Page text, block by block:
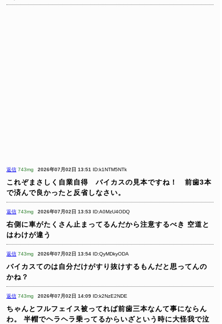
返信 743mg 2026年07月02日 13:51 ID:k1NTM5NTk
これぞまさしく自業自得 バイカスの見本ですね！ 前歯3本
で済んで良かったと反省しなさい。
返信 743mg 2026年07月02日 13:53 ID:A0MzU4ODQ
右側に車がたくさん止まってるんだから注意するべき 空道と
はわけが違う
返信 743mg 2026年07月02日 13:54 ID:QyMDkyODA
バイカスてのは自分だけがすり抜けするもんだと思ってんの
かね？
返信 743mg 2026年07月02日 14:09 ID:k2NzE2NDE
ちゃんとフルフェイス被ってれば前歯三本なんて事にならん
わ。
半帽でヘラヘラ乗ってるからいざという時に大怪我で泣